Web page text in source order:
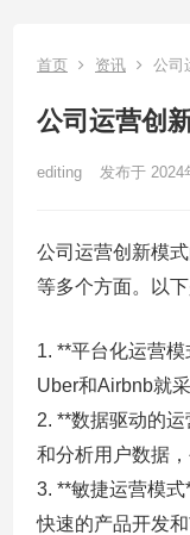
首页 资讯 公司
公司运营创
editing 发布于 2024
公司运营创新模
等多个方面。以
1. **平台化运营
Uber和Airbnb就
2. **数据驱动的
和分析用户数据
3. **敏捷运营模
快速的产品开发和